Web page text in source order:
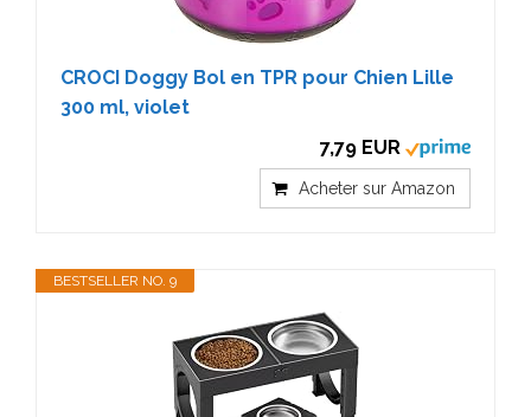
CROCI Doggy Bol en TPR pour Chien Lille
300 ml, violet
7,79 EUR
Acheter sur Amazon
BESTSELLER NO. 9